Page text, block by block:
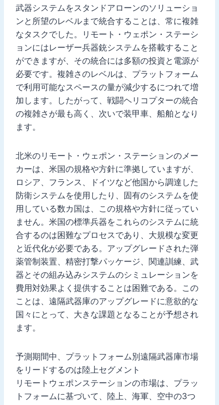
武器システムをスタンドアローンのソリューショ
ンと所望のレベルまで統合することは、常に複雑
なタスクでした。リモート・ウェポン・ステーシ
ョンにはレーザー兵器銃システムを搭載すること
ができますが、その統合には多額の投資と電源が
必要です。複雑さのレベルは、プラットフォーム
で利用可能なスペースの量が減少するにつれて増
加します。したがって、戦闘ヘリコプターの統合
の複雑さが最も高く、次いで装甲車、船舶となり
ます。
北米のリモート・ウェポン・ステーションのメー
カーは、米国の規格や方針に準拠していますが、
ロシア、フランス、ドイツなど他国から調達した
防衛システムを使用したり、固有のシステムを使
用している数カ国は、この規格や方針に従ってい
ません。米国の標準兵器をこれらのシステムに統
合するのは困難なプロセスであり、大規模な変更
と近代化が必要である。アップグレードされた弾
薬管制装置、精密打撃パッケージ、関連訓練、武
器とその組み込みシステムのシミュレーションを
費用対効果よく提供することは困難である。この
ことは、遠隔武器庫のアップグレードに意欲的な
国々にとって、大きな課題となることが予想され
ます。
予測期間中、プラットフォーム別遠隔武器庫市場
をリードするのは陸上セグメント
リモートウェポンステーションの市場は、プラッ
トフォームに基づいて、陸上、海軍、空中の3つ